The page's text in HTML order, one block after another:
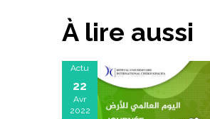
À lire aussi
Actu
22
Avr
2022